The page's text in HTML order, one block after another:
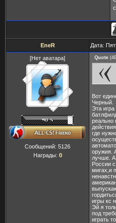
EneR Дата:
[Нет аватара]
Сообщений: 5126
Награды: 0
Quote (
Вот
Черный.
Эта
реально
где
оружия.
лучше. А
России
мигах,и
игры кс
Эй я
под
играть